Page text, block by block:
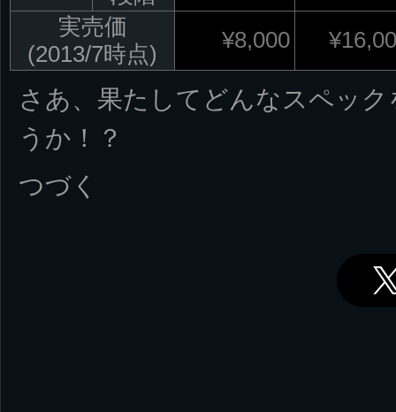
実売価
(2013/7時点)
¥8,000
さあ、果たしてどんなスペッ
うか！？
つづく